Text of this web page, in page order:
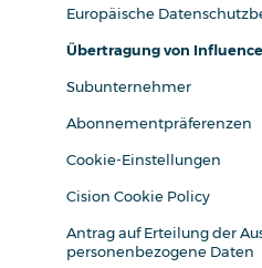
Europäische
Übertragung von
Subunternehmer
Abonnementpräferenzen
Cookie-Einstellungen
Cision Cookie Policy
Antrag auf Erteilung der
personenbezogene Daten